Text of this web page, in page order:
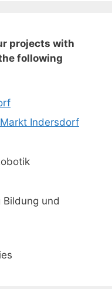
projects with
following
Indersdorf
Bildung und